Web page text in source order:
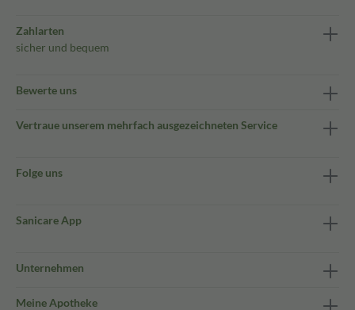
Zahlarten
sicher und bequem
Bewerte uns
Vertraue unserem mehrfach ausgezeichneten Service
Folge uns
Sanicare App
Unternehmen
Meine Apotheke